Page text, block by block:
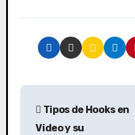
.
N
Tipos de Hooks en
Video y su